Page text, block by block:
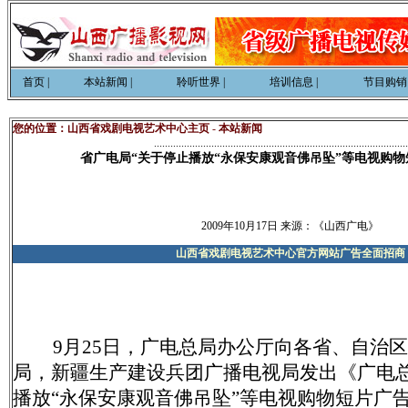
首页 本站新闻 聆听世界 培训信息 节目购销
您的位置： 山西省戏剧电视艺术中心主页 - 本站新闻
省广电局“关于停止播放“永保安康观音佛吊坠”等电视购
2009年10月 17日 来源： 《山西广电》
山西省戏剧电视艺术中心官方网站广告全面招商
9月25日，广电总局办公厅向各省、自治
局，新疆生产建设兵团广播电视局发出《广电
播放“永保安康观音佛吊坠”等电视购物短片广